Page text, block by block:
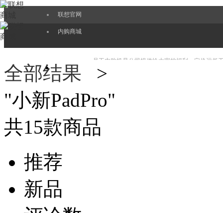
联想官网
内购商城
员工内购机是公司提供给大家的福利，定价远低
EPP也会更好服务好大家，持续带给大家最新的
全部结果 >
"小新PadPro"
共15款商品
推荐
新品